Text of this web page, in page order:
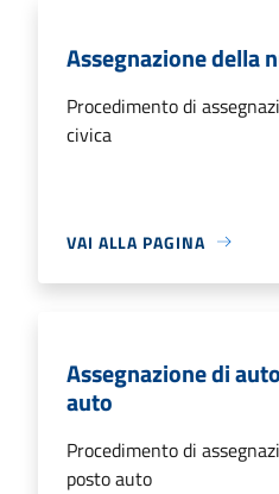
Assegnazione della
Procedimento di
civica
VAI ALLA PAGINA
Assegnazione di
auto
Procedimento di
posto auto